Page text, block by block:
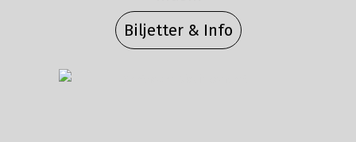
Biljetter & Info